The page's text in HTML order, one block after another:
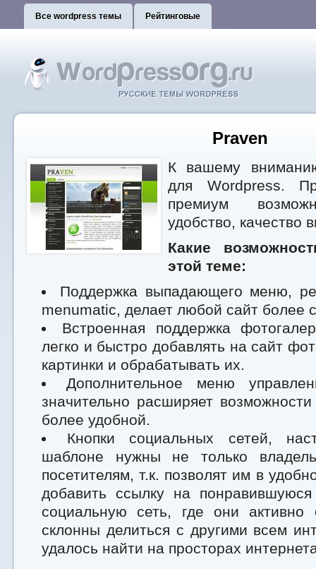
Все wordpress темы Рейтинговые
Praven
К вашему
для Wordpress.
премиум
удобство, качество
Какие
этой теме:
Поддержка выпадающего меню,
menumatic, делает любой сайт более
Встроенная поддержка
легко и быстро добавлять на сайт
картинки и обрабатывать их.
Дополнительное меню
значительно расширяет
более удобной.
Кнопки социальных сетей,
шаблоне нужны не только
посетителям, т.к. позволят им в
добавить ссылку на
социальную сеть, где они
склонны делиться с другими всем
удалось найти на просторах